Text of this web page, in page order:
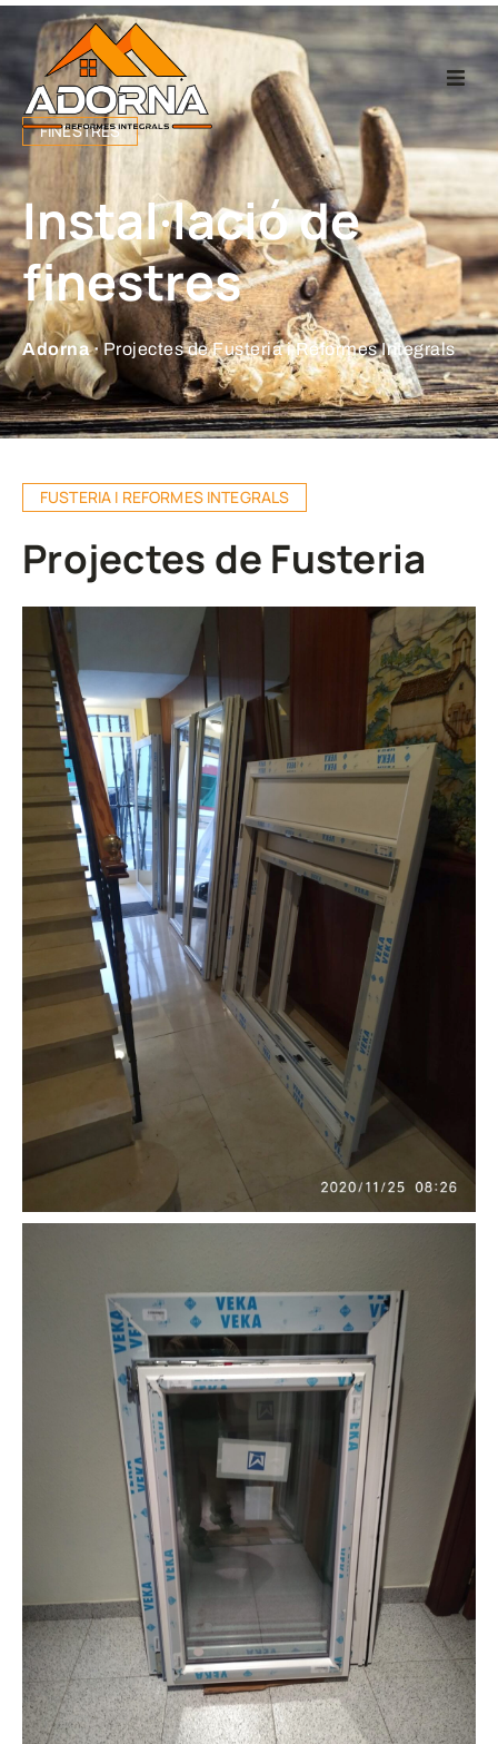
Home
Fusteria
Reformes
Projectes
Empresa
Contacte
FINESTRES
Instal·lació de
finestres
Adorna ·Projectes de Fusteria i Reformes Integrals
FUSTERIA I REFORMES INTEGRALS
Projectes de Fusteria